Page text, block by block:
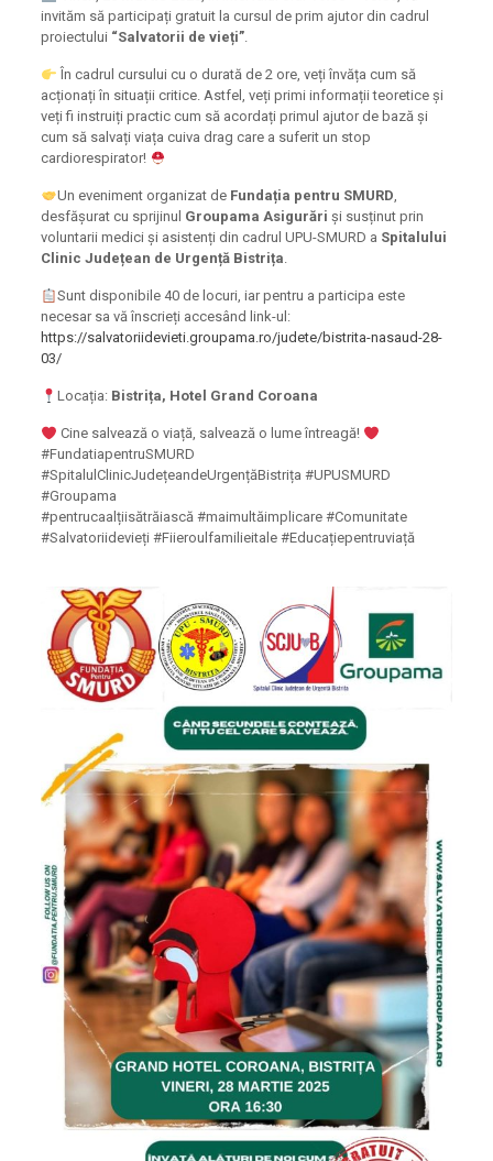
invităm să participați gratuit la cursul de prim ajutor din cadrul
proiectului “Salvatorii de vieți”.
În cadrul cursului cu o durată de 2 ore, veți învăța cum să
acționați în situații critice. Astfel, veți primi informații teoretice și
veți fi instruiți practic cum să acordați primul ajutor de bază și
cum să salvați viața cuiva drag care a suferit un stop
cardiorespirator!
Un eveniment organizat de Fundația pentru SMURD,
desfășurat cu sprijinul Groupama Asigurări și susținut prin
voluntarii medici și asistenți din cadrul UPU-SMURD a Spitalului
Clinic Județean de Urgență Bistrița.
Sunt disponibile 40 de locuri, iar pentru a participa este
necesar sa vă înscrieți accesând link-ul:
https://salvatoriidevieti.groupama.ro/judete/bistrita-nasaud-28-
03/
Locația: Bistrița, Hotel Grand Coroana
Cine salvează o viață, salvează o lume întreagă!
#FundatiapentruSMURD
#SpitalulClinicJudețeandeUrgențăBistrița #UPUSMURD
#Groupama
#pentrucaalțiisătrăiască #maimultăimplicare #Comunitate
#Salvatoriidevieți #Fiieroulfamilieitale #Educațiepentruviață